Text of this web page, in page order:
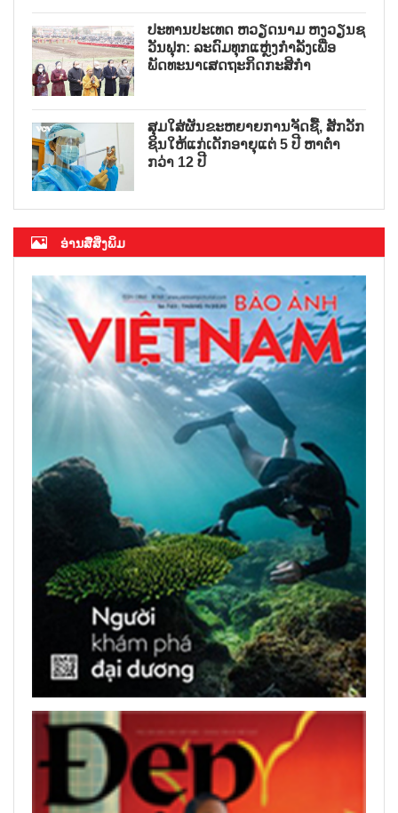
ປະທານປະເທດ ຫວຽດນາມ ຫງວຽນຊ
ວັນຟຸກ: ລະດົມທຸກແຫຼ່ງກຳລັງເພື່ອ
ພັດທະນາເສດຖະກິດກະສິກຳ
ສຸມໃສ່ຜັນຂະຫຍາຍການຈັດຊື້, ສັກວັກ
ຊິນໃຫ້ແກ່ເດັກອາຍຸແຕ່ 5 ປີ ຫາຕ່ຳ
ກວ່າ 12 ປີ
ອ່ານສື່ສິ່ງພິມ